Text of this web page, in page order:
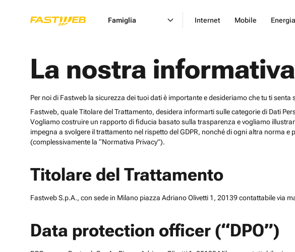
Famiglia Internet Mobile Energia
La nostra
Per noi di Fastweb la sicurezza dei tuoi dati è importante e desideriamo che tu ti
Fastweb, quale Titolare del Trattamento, desidera informarti sulle categorie di Dati
Vogliamo costruire un rapporto di fiducia basato sulla trasparenza e vogliamo
impegna a svolgere il trattamento nel rispetto del GDPR, nonché di ogni altra norma
(complessivamente la “Normativa Privacy”).
Titolare del Trattamento
Fastweb S.p.A., con sede in Milano piazza Adriano Olivetti 1, 20139 contattabile via
Data protection officer (“DPO”)